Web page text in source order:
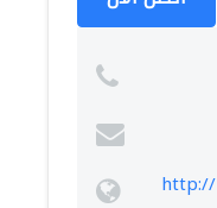
http://